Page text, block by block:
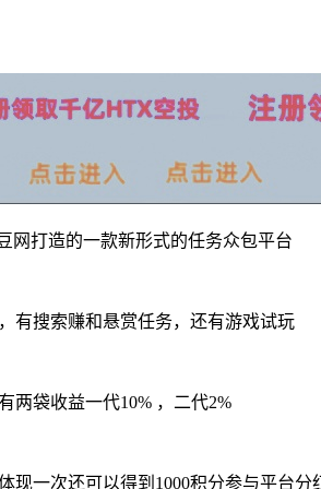
网打造的一款新形式的任务众包平台
有搜索赚和悬赏任务，还有游戏试玩
两袋收益一代10% ，二代2%
现一次还可以得到1000积分参与平台分